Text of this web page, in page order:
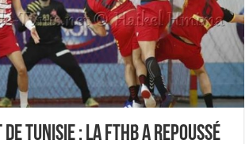
Tunisie : La FTHB a repoussé